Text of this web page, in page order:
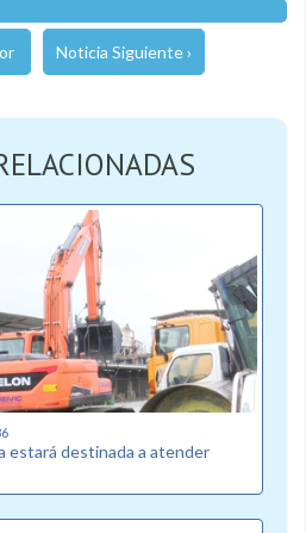
Noticia Siguiente ›
estará destinada a atender